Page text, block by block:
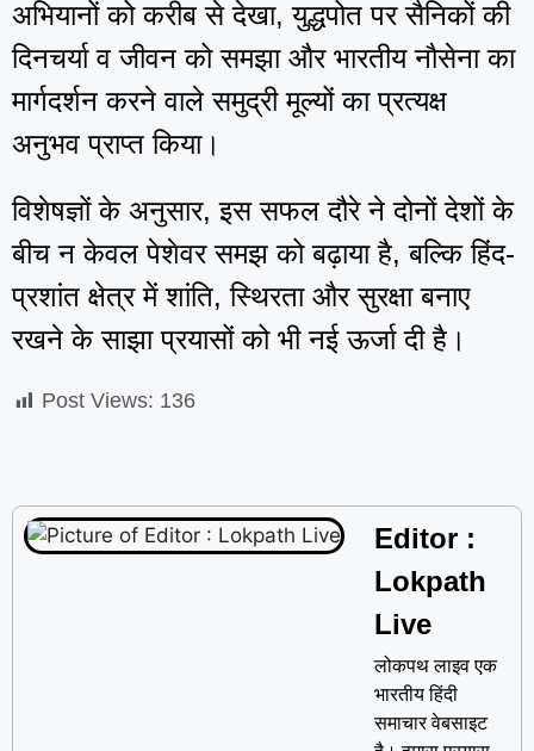
अभियानों को करीब से देखा, युद्धपोत पर सैनिकों की
दिनचर्या व जीवन को समझा और भारतीय नौसेना का
मार्गदर्शन करने वाले समुद्री मूल्यों का प्रत्यक्ष
अनुभव प्राप्त किया।
विशेषज्ञों के अनुसार, इस सफल दौरे ने दोनों देशों के
बीच न केवल पेशेवर समझ को बढ़ाया है, बल्कि हिंद-
प्रशांत क्षेत्र में शांति, स्थिरता और सुरक्षा बनाए
रखने के साझा प्रयासों को भी नई ऊर्जा दी है।
Post Views: 136
Editor :
Lokpath
Live
लोकपथ लाइव एक
भारतीय हिंदी
समाचार वेबसाइट